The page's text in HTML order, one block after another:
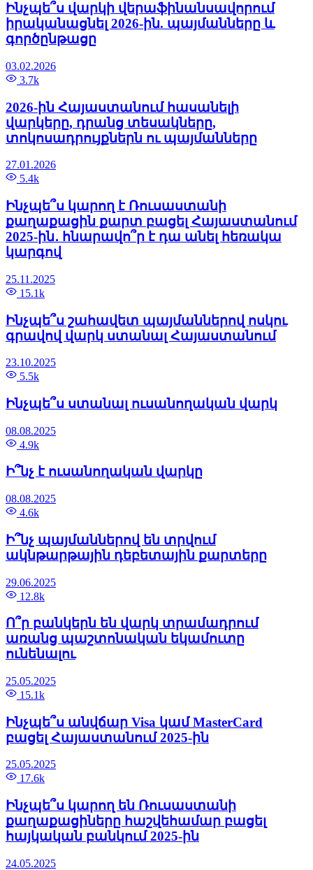
Ինչպե՞ս վարկի վերաֆինանսավորում
իրականացնել 2026-ին. պայմանները և
գործընթացը
03.02.2026
3.7k
2026-ին Հայաստանում հասանելի
վարկերը, դրանց տեսակները,
տոկոսադրույքներն ու պայմանները
27.01.2026
5.4k
Ինչպե՞ս կարող է Ռուսաստանի
քաղաքացին քարտ բացել Հայաստանում
2025-ին․ հնարավո՞ր է դա անել հեռակա
կարգով
25.11.2025
15.1k
Ինչպե՞ս շահավետ պայմաններով ոսկու
գրավով վարկ ստանալ Հայաստանում
23.10.2025
5.5k
Ինչպե՞ս ստանալ ուսանողական վարկ
08.08.2025
4.9k
Ի՞նչ է ուսանողական վարկը
08.08.2025
4.6k
Ի՞նչ պայմաններով են տրվում
ակնթարթային դեբետային քարտերը
29.06.2025
12.8k
Ո՞ր բանկերն են վարկ տրամադրում
առանց պաշտոնական եկամուտը
ունենալու
25.05.2025
15.1k
Ինչպե՞ս անվճար Visa կամ MasterCard
բացել Հայաստանում 2025-ին
25.05.2025
17.6k
Ինչպե՞ս կարող են Ռուսաստանի
քաղաքացիները հաշվեհամար բացել
հայկական բանկում 2025-ին
24.05.2025